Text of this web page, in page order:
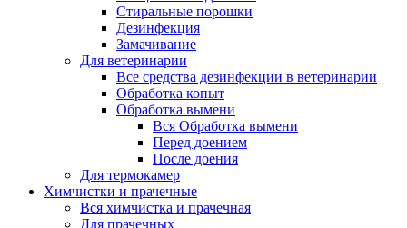
Стиральные порошки
Дезинфекция
Замачивание
Для ветеринарии
Все средства дезинфекции в ветеринарии
Обработка копыт
Обработка вымени
Вся Обработка вымени
Перед доением
После доения
Для термокамер
Химчистки и прачечные
Вся химчистка и прачечная
Для прачечных